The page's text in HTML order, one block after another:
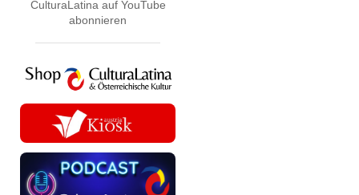
CulturaLatina auf YouTube
abonnieren